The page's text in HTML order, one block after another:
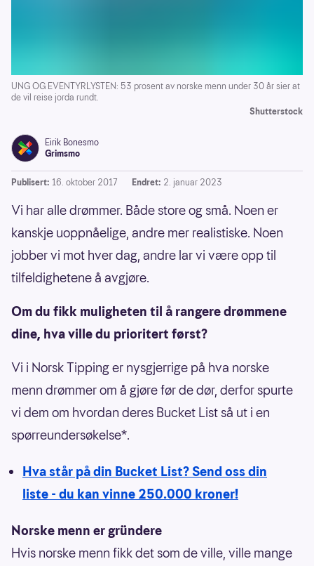
UNG OG EVENTYRLYSTEN: 53 prosent av norske menn under 30 år sier at
de vil reise jorda rundt.
Shutterstock
Eirik Bonesmo
Grimsmo
Publisert: 16. oktober 2017 Endret: 2. januar 2023
Vi har alle drømmer. Både store og små. Noen er
kanskje uoppnåelige, andre mer realistiske. Noen
jobber vi mot hver dag, andre lar vi være opp til
tilfeldighetene å avgjøre.
Om du fikk muligheten til å rangere drømmene
dine, hva ville du prioritert først?
Vi i Norsk Tipping er nysgjerrige på hva norske
menn drømmer om å gjøre før de dør, derfor spurte
vi dem om hvordan deres Bucket List så ut i en
spørreundersøkelse*.
Hva står på din Bucket List? Send oss din
liste - du kan vinne 250.000 kroner!
Norske menn er gründere
Hvis norske menn fikk det som de ville, ville mange